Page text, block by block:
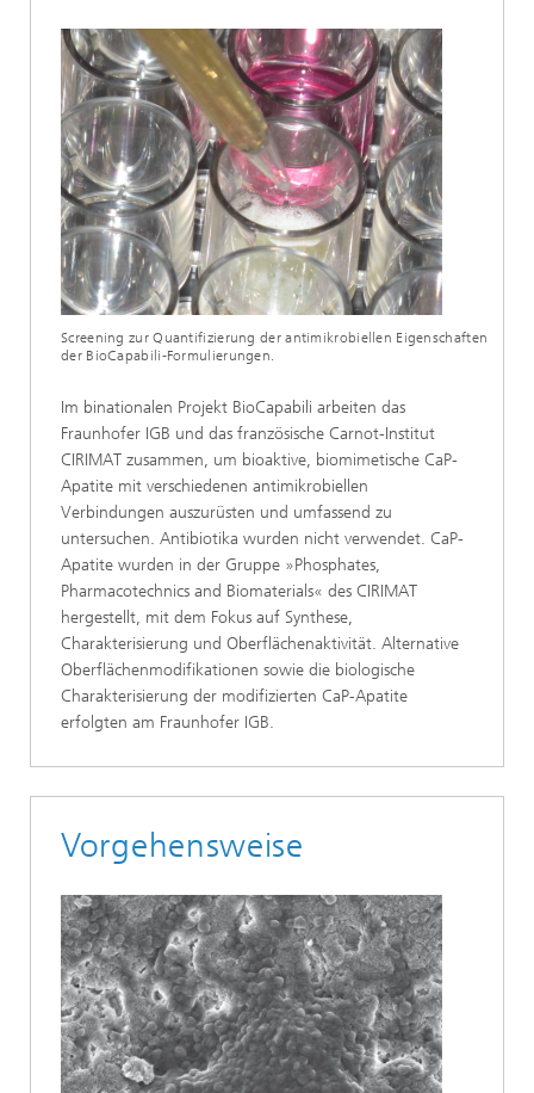
Screening zur Quantifizierung der antimikrobiellen Eigenschaften
der BioCapabili-Formulierungen.
Im binationalen Projekt BioCapabili arbeiten das
Fraunhofer IGB und das französische Carnot-Institut
CIRIMAT zusammen, um bioaktive, biomimetische CaP-
Apatite mit verschiedenen antimikrobiellen
Verbindungen auszurüsten und umfassend zu
untersuchen. Antibiotika wurden nicht verwendet. CaP-
Apatite wurden in der Gruppe »Phosphates,
Pharmacotechnics and Biomaterials« des CIRIMAT
hergestellt, mit dem Fokus auf Synthese,
Charakterisierung und Oberflächenaktivität. Alternative
Oberflächenmodifikationen sowie die biologische
Charakterisierung der modifizierten CaP-Apatite
erfolgten am Fraunhofer IGB.
Vorgehensweise